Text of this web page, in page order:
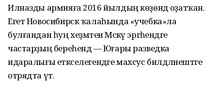
Илназды армияға 2016 йылдың көҙөндә оҙатҡан.
Егет Новосибирск ҡалаһында «учебка»ла
булғандан һуң хеҙмәтен Мәскәү эргәһендәге
частарҙың береһендә — Юғары разведка
идаралығы етәкселегендәге махсус билдәләнештәге
отрядта үтә.